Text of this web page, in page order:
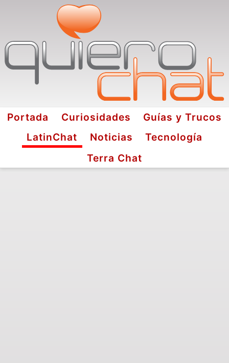
Portada Curiosidades
Guías y Trucos
LatinChat
Noticias
Tecnología
Terra Chat